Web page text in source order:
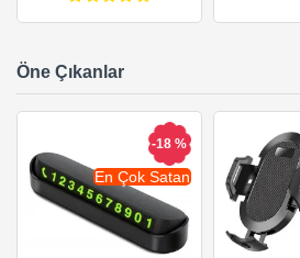
Öne Çıkanlar
En Çok Satan
-18 %